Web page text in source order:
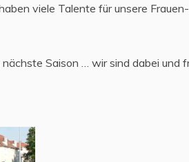
viele Talente für unsere
Saison … wir sind dabei und